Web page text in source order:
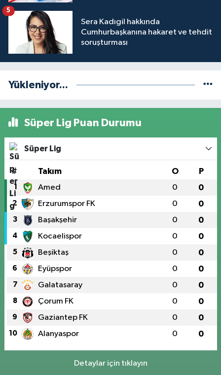
Sera Kadıgil hakkında
Cumhurbaşkanına hakaret ve tehdit
soruşturması
5
Yükleniyor...
Süper Lig Puan Durumu
Süper Lig
# Takım O P
1 Amed 0 0
2 Erzurumspor FK 0 0
3 Başakşehir 0 0
4 Kocaelispor 0 0
5 Beşiktaş 0 0
6 Eyüpspor 0 0
7 Galatasaray 0 0
8 Çorum FK 0 0
9 Gaziantep FK 0 0
10 Alanyaspor 0 0
Detaylar için tıklayın